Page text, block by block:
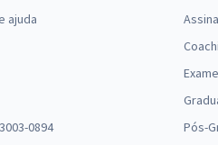
ajuda
0894
Pós-